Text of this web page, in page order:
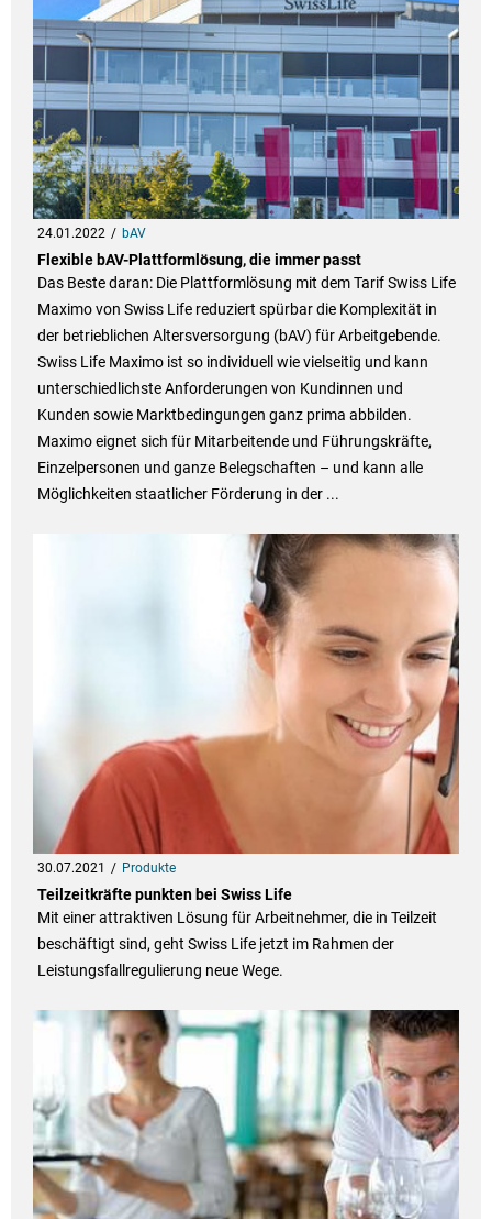
24.01.2022 bAV
Flexible bAV-Plattformlösung, die immer passt
Das Beste daran: Die Plattformlösung mit dem Tarif Swiss Life
Maximo von Swiss Life reduziert spürbar die Komplexität in
der betrieblichen Altersversorgung (bAV) für Arbeitgebende.
Swiss Life Maximo ist so individuell wie vielseitig und kann
unterschiedlichste Anforderungen von Kundinnen und
Kunden sowie Marktbedingungen ganz prima abbilden.
Maximo eignet sich für Mitarbeitende und Führungskräfte,
Einzelpersonen und ganze Belegschaften – und kann alle
Möglichkeiten staatlicher Förderung in der ...
30.07.2021 Produkte
Teilzeitkräfte punkten bei Swiss Life
Mit einer attraktiven Lösung für Arbeitnehmer, die in Teilzeit
beschäftigt sind, geht Swiss Life jetzt im Rahmen der
Leistungsfallregulierung neue Wege.